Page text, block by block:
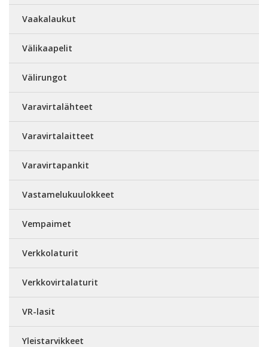
Vaakalaukut
Välikaapelit
Välirungot
Varavirtalähteet
Varavirtalaitteet
Varavirtapankit
Vastamelukuulokkeet
Vempaimet
Verkkolaturit
Verkkovirtalaturit
VR-lasit
Yleistarvikkeet